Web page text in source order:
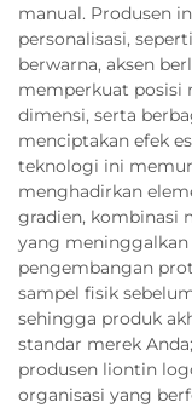
manual. Produsen
personalisasi,
berwarna, aksen
memperkuat posisi
dimensi, serta
menciptakan efek
teknologi ini
menghadirkan
gradien,
yang meninggalkan
pengembangan
sampel fisik
sehingga produk
standar merek
produsen liontin
organisasi yang